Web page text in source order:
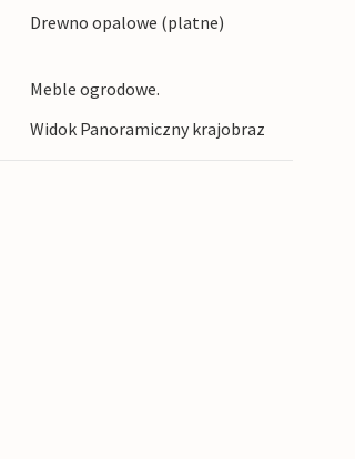
Drewno opalowe (platne)
Meble ogrodowe.
Widok Panoramiczny krajobraz